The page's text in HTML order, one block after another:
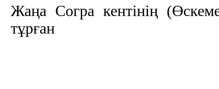
Жаңа Согра кентінің
тұрған